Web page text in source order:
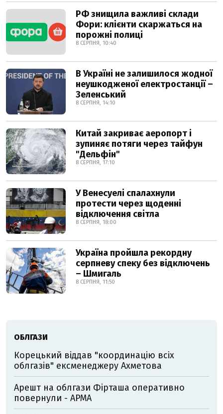
РФ знищила важливі склади
Фори: клієнти скаржаться на
порожні полиці
8 СЕРПНЯ, 10:40
В Україні не залишилося жодної
неушкодженої електростанції –
Зеленський
8 СЕРПНЯ, 14:10
Китай закриває аеропорт і
зупиняє потяги через тайфун
"Дельфін"
8 СЕРПНЯ, 17:10
У Венесуелі спалахнули
протести через щоденні
відключення світла
8 СЕРПНЯ, 18:00
Україна пройшла рекордну
серпневу спеку без відключень
– Шмигаль
8 СЕРПНЯ, 11:50
ОБЛГАЗИ
Корецький віддав "координацію всіх
облгазів" ексменеджеру Ахметова
Арешт на облгази Фірташа оперативно
повернули - АРМА